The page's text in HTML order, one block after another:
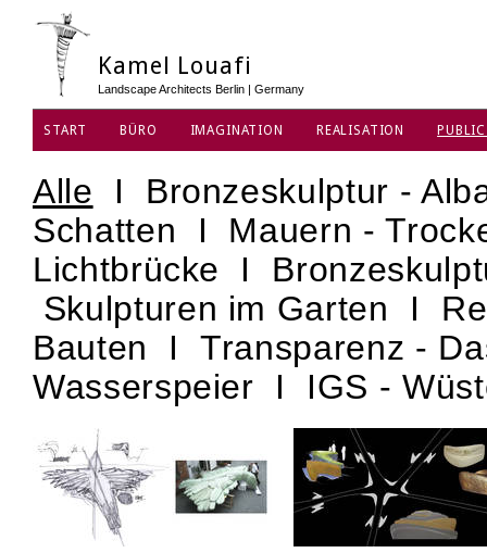
Kamel Louafi
Landscape Architects Berlin | Germany
START BÜRO IMAGINATION REALISATION
Alle I Bronzeskulptur -
Schatten I Mauern -
Lichtbrücke I
Skulpturen im Garten I
Bauten ITransparenz -
Wasserspeier I IGS -